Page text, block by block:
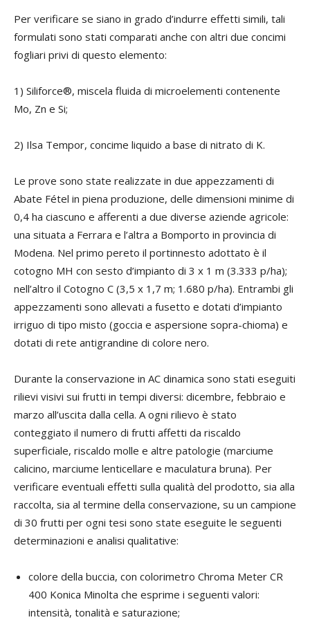
Per verificare se siano in grado d’indurre effetti simili, tali
formulati sono stati comparati anche con altri due concimi
fogliari privi di questo elemento:
1) Siliforce®, miscela fluida di microelementi contenente
Mo, Zn e Si;
2) Ilsa Tempor, concime liquido a base di nitrato di K.
Le prove sono state realizzate in due appezzamenti di
Abate Fétel in piena produzione, delle dimensioni minime di
0,4 ha ciascuno e afferenti a due diverse aziende agricole:
una situata a Ferrara e l’altra a Bomporto in provincia di
Modena. Nel primo pereto il portinnesto adottato è il
cotogno MH con sesto d’impianto di 3 x 1 m (3.333 p/ha);
nell’altro il Cotogno C (3,5 x 1,7 m; 1.680 p/ha). Entrambi gli
appezzamenti sono allevati a fusetto e dotati d’impianto
irriguo di tipo misto (goccia e aspersione sopra-chioma) e
dotati di rete antigrandine di colore nero.
Durante la conservazione in AC dinamica sono stati eseguiti
rilievi visivi sui frutti in tempi diversi: dicembre, febbraio e
marzo all’uscita dalla cella. A ogni rilievo è stato
conteggiato il numero di frutti affetti da riscaldo
superficiale, riscaldo molle e altre patologie (marciume
calicino, marciume lenticellare e maculatura bruna). Per
verificare eventuali effetti sulla qualità del prodotto, sia alla
raccolta, sia al termine della conservazione, su un campione
di 30 frutti per ogni tesi sono state eseguite le seguenti
determinazioni e analisi qualitative:
colore della buccia, con colorimetro Chroma Meter CR
400 Konica Minolta che esprime i seguenti valori:
intensità, tonalità e saturazione;